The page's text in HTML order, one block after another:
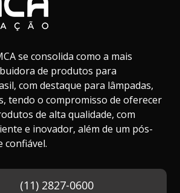
se consolida como a mais
de produtos para
com destaque para lâmpadas,
tendo o compromisso de oferecer
de alta qualidade, com
e inovador, além de um pós-
confiável.
(11) 2827-0600